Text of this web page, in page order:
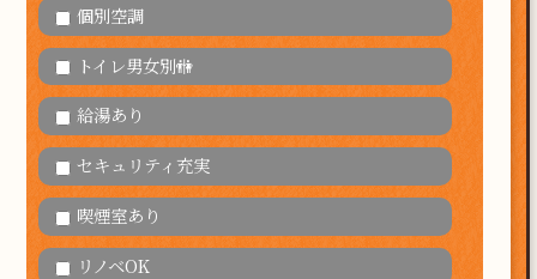
個別空調
トイレ男女別🚻
給湯あり
セキュリティ充実
喫煙室あり
リノベOK